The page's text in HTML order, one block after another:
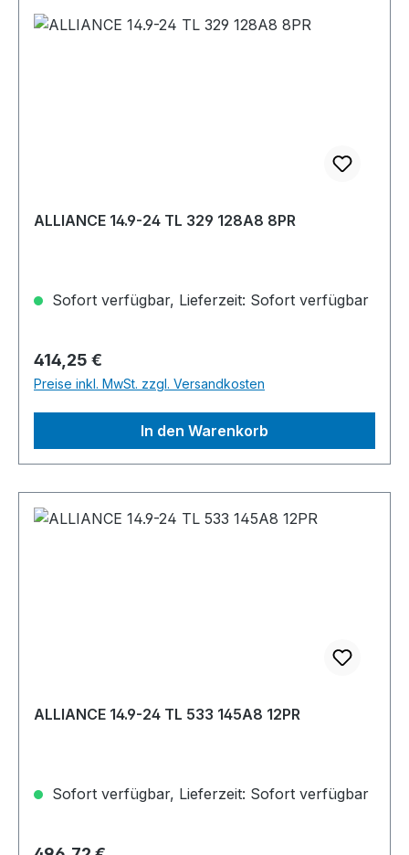
ALLIANCE 14.9-24 TL 329 128A8 8PR
Sofort verfügbar, Lieferzeit: Sofort verfügbar
Regulärer Preis:
414,25 €
Preise inkl. MwSt. zzgl. Versandkosten
In den Warenkorb
ALLIANCE 14.9-24 TL 533 145A8 12PR
Sofort verfügbar, Lieferzeit: Sofort verfügbar